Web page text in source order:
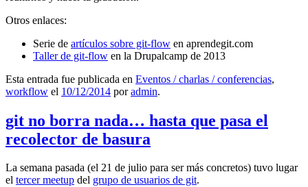
Otros enlaces:
Serie de artículos sobre git-flow en aprendegit.com
Taller de git-flow en la Drupalcamp de 2013
Esta entrada fue publicada en Eventos / charlas / conferencias,
workflow el 10/12/2014 poradmin.
git no borra nada… hasta que pasa el
recolector de basura
La semana pasada (el 21 de julio para ser más concretos) tuvo lugar
el tercer meetup del grupo de usuarios de git.